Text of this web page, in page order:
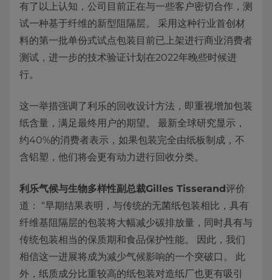
有了以上认知，公司目前正在与一些客户密切合作，测
试一种基于纤维的新型阻隔层。 采用这种行业首创材
料的第一批单份式试点包装目前已上架进行商业消费者
测试，进一步的技术验证计划在2022年晚些时候进
行。
这一举措强调了利乐的回收设计方法，即重视增加包装
纸含量，满足最终用户的期望。 最新全球研究显示，
约40%的消费者表示，如果包装完全由纸板制成，不
含铝塑，他们将会更有动力进行回收分类。
利乐气候与生物多样性副总裁Gilles Tisserand评价
道：
“早期结果表明，与传统的无菌纸包装相比，具有
纤维基阻隔层的包装将大幅减少碳排放量 ，同时具有与
传统包装相当的保质期和食品保护性能。 因此，我们
相信这一进展将成为减少气候影响的一个突破口。 此
外，纸质成分比重较高的纸包装对造纸厂也更有吸引